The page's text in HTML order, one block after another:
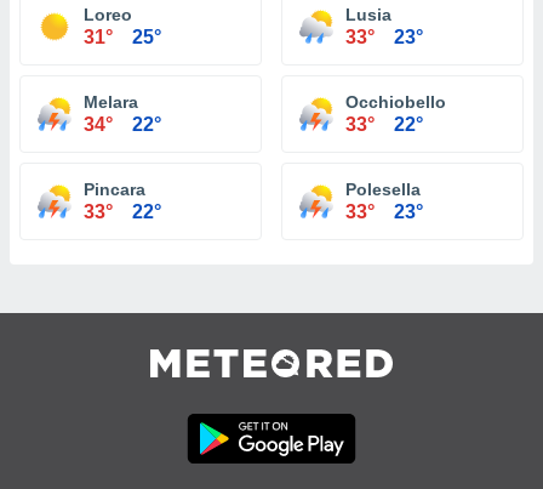
Loreo
31° 25°
Lusia
33° 23°
Melara
34° 22°
Occhiobello
33° 22°
Pincara
33° 22°
Polesella
33° 23°